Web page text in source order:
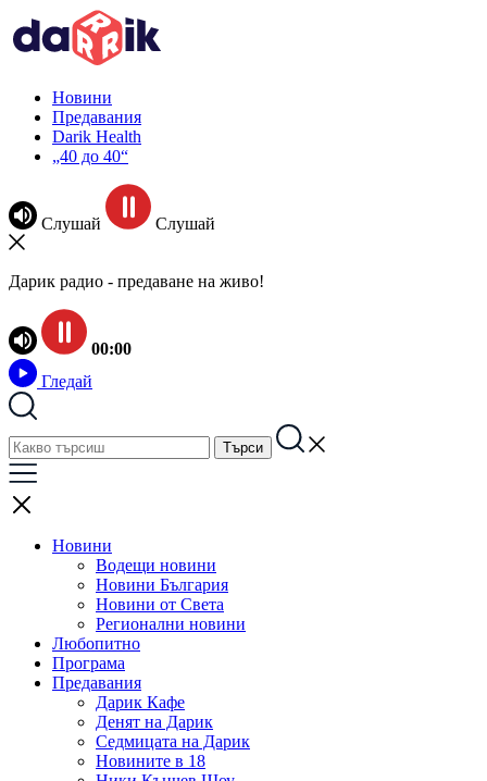
Новини
Предавания
Darik Health
„40 до 40“
Слушай Слушай
Дарик радио - предаване на живо!
00:00
Гледай
Новини
Водещи новини
Новини България
Новини от Света
Регионални новини
Любопитно
Програма
Предавания
Дарик Кафе
Денят на Дарик
Седмицата на Дарик
Новините в 18